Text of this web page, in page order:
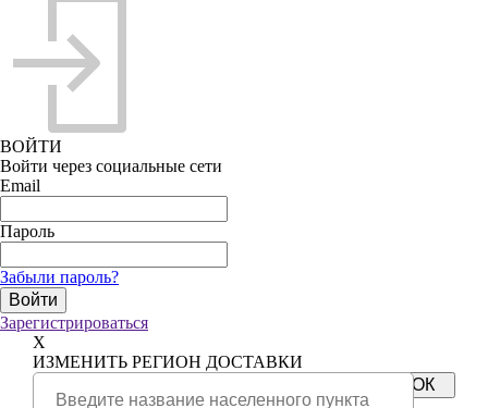
ВОЙТИ
Войти через социальные сети
Email
Пароль
Забыли пароль?
Зарегистрироваться
X
ИЗМЕНИТЬ РЕГИОН ДОСТАВКИ